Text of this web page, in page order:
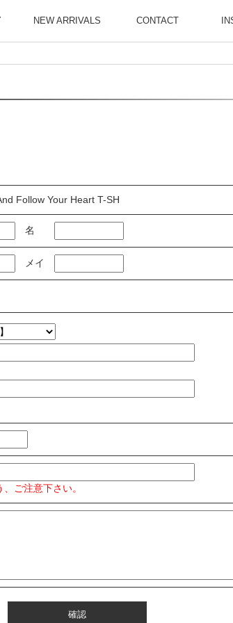
NEW ARRIVALS CONTACT
Follow Your Heart T-SH
名
メイ
ご注意下さい。
確認